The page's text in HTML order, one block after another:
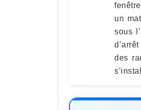
un
sous
des